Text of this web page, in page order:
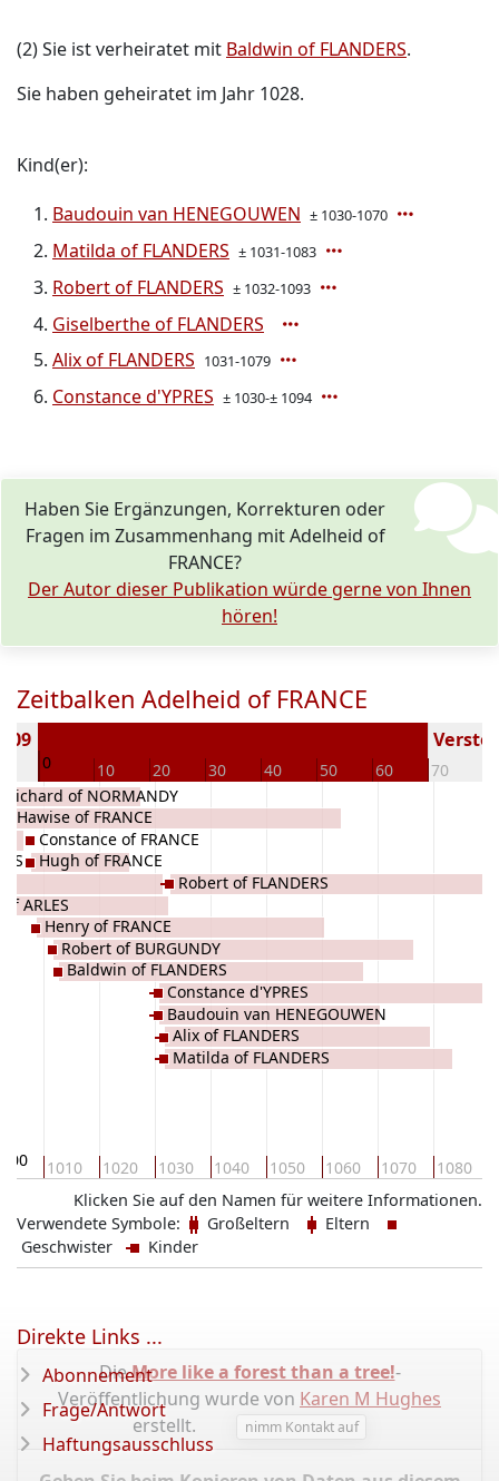
(2) Sie ist verheiratet mit Baldwin of FLANDERS.
Sie haben geheiratet im Jahr 1028.
Kind(er):
Baudouin van HENEGOUWEN ± 1030-1070
Matilda of FLANDERS ± 1031-1083
Robert of FLANDERS ± 1032-1093
Giselberthe of FLANDERS
Alix of FLANDERS 1031-1079
Constance d'YPRES ± 1030-± 1094
Haben Sie Ergänzungen, Korrekturen oder
Fragen im Zusammenhang mit Adelheid of
FRANCE?
Der Autor dieser Publikation würde gerne von Ihnen
hören!
Zeitbalken Adelheid of FRANCE
0 10 20 30 40 50 60 70
1010 1020 1030 1040 1050 1060 1070 1080
ARLES
Richard of NORMANDY
Hawise of FRANCE
Constance of FRANCE
Hugh of FRANCE
Henry of FRANCE
Robert of BURGUNDY
Baldwin of FLANDERS
Constance d'YPRES
Baudouin van HENEGOUWEN
Alix of FLANDERS
Matilda of FLANDERS
Robert of FLANDERS
Klicken Sie auf den Namen für weitere Informationen.
Verwendete Symbole:
Großeltern
Eltern
Geschwister
Kinder
DieMore like a forest than a tree!-
Veröffentlichung wurde von Karen M Hughes
erstellt.
nimm Kontakt auf
Direkte Links ...
Abonnement
Frage/Antwort
Haftungsausschluss